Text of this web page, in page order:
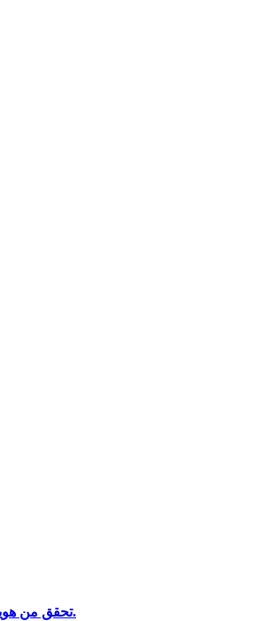
تحقق من هويتك عن طريق إدخال معلوماتك الشخصية وتحميل بطاقة هوية صالحة تحتوي على صورة.